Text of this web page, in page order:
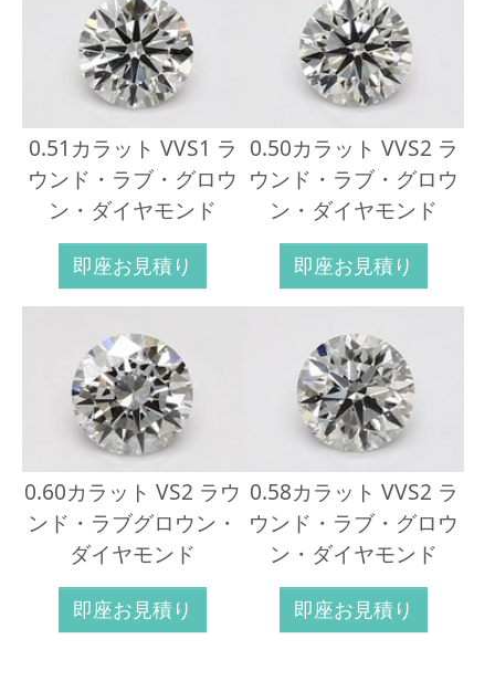
0.51カラット VVS1 ラ
ウンド・ラブ・グロウ
ン・ダイヤモンド
即座お見積り
0.50カラット VVS2 ラ
ウンド・ラブ・グロウ
ン・ダイヤモンド
即座お見積り
0.60カラット VS2 ラウ
ンド・ラブグロウン・
ダイヤモンド
即座お見積り
0.58カラット VVS2 ラ
ウンド・ラブ・グロウ
ン・ダイヤモンド
即座お見積り